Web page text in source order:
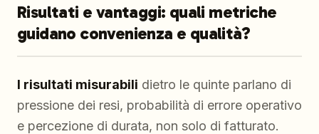
Risultati e vantaggi: quali metriche
guidano convenienza e qualità?
I risultati misurabili dietro le quinte parlano di
pressione dei resi, probabilità di errore operativo
e percezione di durata, non solo di fatturato.